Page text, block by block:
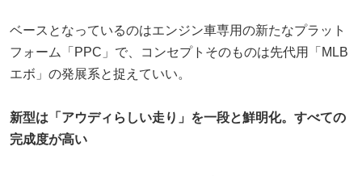
ベースとなっているのはエンジン車専用の新たなプラット
フォーム「PPC」で、コンセプトそのものは先代用「MLB
エボ」の発展系と捉えていい。
新型は「アウディらしい走り」を一段と鮮明化。すべての
完成度が高い